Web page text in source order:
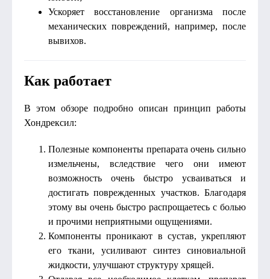
Ускоряет восстановление организма после
механических повреждений, например, после
вывихов.
Как работает
В этом обзоре подробно описан принцип работы
Хондрексил:
Полезные компоненты препарата очень сильно
измельчены, вследствие чего они имеют
возможность очень быстро усваиваться и
достигать поврежденных участков. Благодаря
этому вы очень быстро распрощаетесь с болью
и прочими неприятными ощущениями.
Компоненты проникают в сустав, укрепляют
его ткани, усиливают синтез синовиальной
жидкости, улучшают структуру хрящей.